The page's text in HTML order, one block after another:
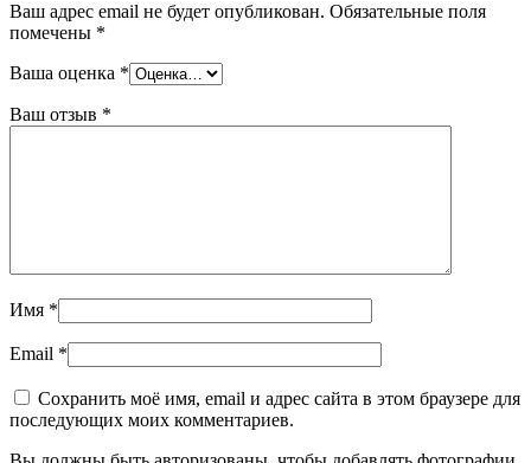
Ваш адрес email не будет опубликован. Обязательные поля
помечены *
Ваша оценка *
Ваш отзыв *
Имя *
Email *
Сохранить моё имя, email и адрес сайта в этом браузере для
последующих моих комментариев.